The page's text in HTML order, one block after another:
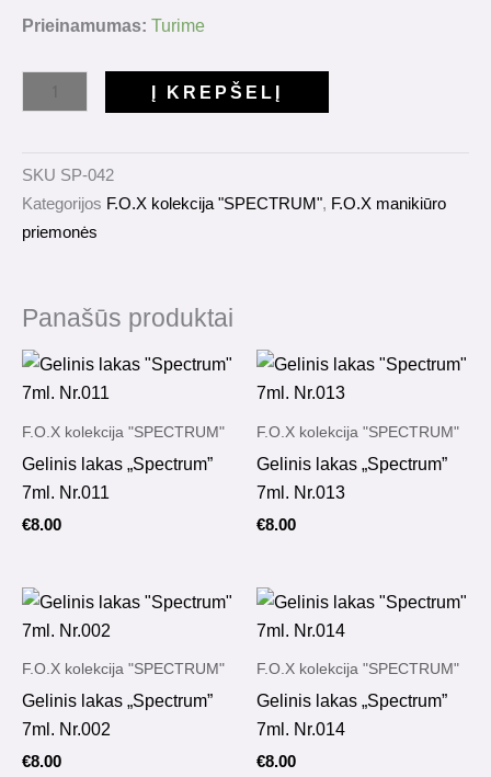
Prieinamumas: Turime
produkto
lakas
7ml.
Nr.042
Į KREPŠELĮ
SKU SP-042
Kategorijos F.O.X kolekcija "SPECTRUM", F.O.X manikiūro
priemonės
Panašūs produktai
F.O.X kolekcija "SPECTRUM"
Gelinis lakas „Spectrum”
7ml. Nr.011
€8.00
F.O.X kolekcija "SPECTRUM"
Gelinis lakas „Spectrum”
7ml. Nr.013
€8.00
F.O.X kolekcija "SPECTRUM"
Gelinis lakas „Spectrum”
7ml. Nr.002
€8.00
F.O.X kolekcija "SPECTRUM"
Gelinis lakas „Spectrum”
7ml. Nr.014
€8.00